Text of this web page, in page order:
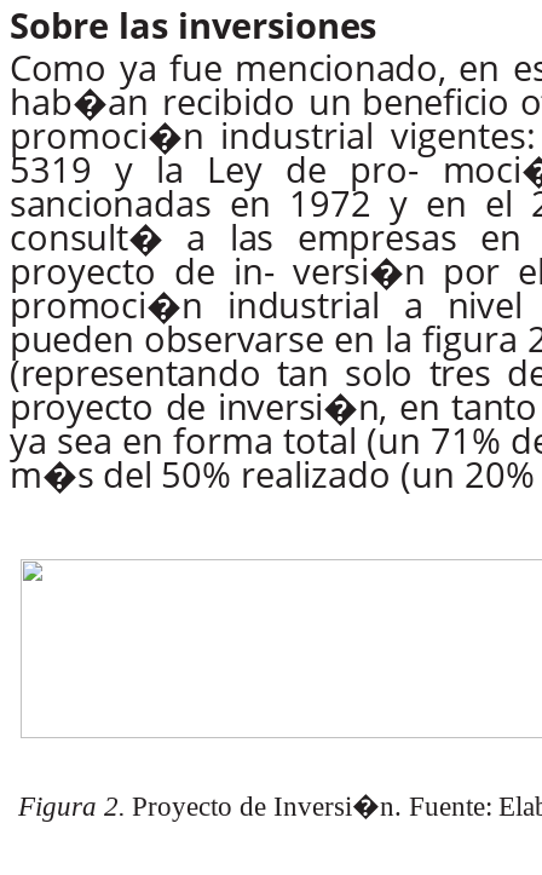
Sobre las inversiones
Como ya fue mencionado, en
hab�an recibido un beneficio
promoci�n industrial
5319 y la Ley de pro-
sancionadas en 1972 y en el
consult� a las empresas en
proyecto de in-versi�n por
promoci�n industrial a nivel
pueden observarse en lafigura
(representando tan solo tres
proyecto de inversi�n, entanto
ya sea en forma total (un 71%
m�s del 50% realizado (un
Figura 2. Proyecto de Inversi�n. Fuente: